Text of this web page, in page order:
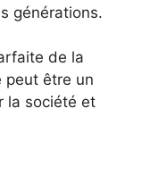
générations.
de la
peut être un
la société et